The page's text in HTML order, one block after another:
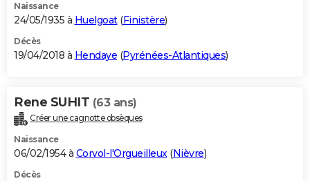
Naissance
24/05/1935 à Huelgoat(Finistère)
Décès
19/04/2018 à Hendaye (Pyrénées-Atlantiques)
Rene SUHIT (63 ans)
Créer une cagnotte obsèques
Naissance
06/02/1954 à Corvol-l'Orgueilleux(Nièvre)
Décès